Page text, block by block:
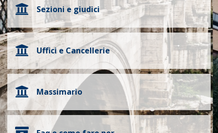
Sezioni e giudici
Uffici e Cancellerie
Massimario